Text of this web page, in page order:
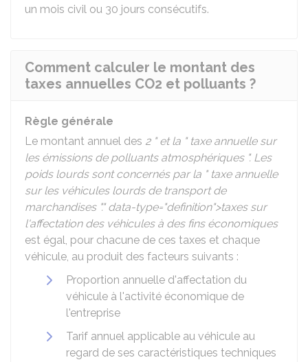
un mois civil ou 30 jours consécutifs.
Comment calculer le montant des
taxes annuelles CO2 et polluants ?
Règle générale
Le montant annuel des 2 " et la " taxe annuelle sur
les émissions de polluants atmosphériques ". Les
poids lourds sont concernés par la " taxe annuelle
sur les véhicules lourds de transport de
marchandises "." data-type="definition">taxes sur
l'affectation des véhicules à des fins économiques
est égal, pour chacune de ces taxes et chaque
véhicule, au produit des facteurs suivants :
Proportion annuelle d'affectation du
véhicule à l'activité économique de
l'entreprise
Tarif annuel applicable au véhicule au
regard de ses caractéristiques techniques